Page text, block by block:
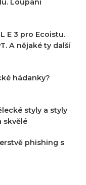
Loupání
E 3 pro Ecoistu.
A nějaké ty další
hádanky?
styly a styly
skvělé
phishing s